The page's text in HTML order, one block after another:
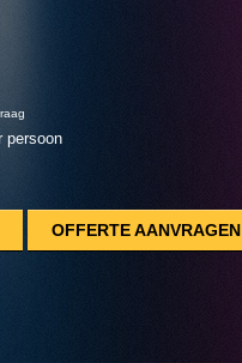
persoon
OFFERTE AANVRAGEN